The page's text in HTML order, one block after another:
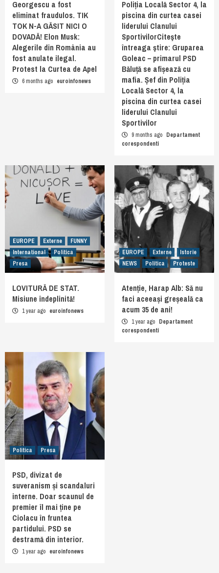
Georgescu a fost
eliminat fraudulos. TIK
TOK N-A GĂSIT NICI O
DOVADĂ! Elon Musk:
Alegerile din România au
fost anulate ilegal.
Protest la Curtea de Apel
6 months ago euroinfonews
Poliția Locală Sector 4, la
piscina din curtea casei
liderului Clanului
SportivilorCiteşte
întreaga ştire: Gruparea
Goleac – primarul PSD
Băluță se afișează cu
mafia. Șef din Poliția
Locală Sector 4, la
piscina din curtea casei
liderului Clanului
Sportivilor
9 months ago Departament
corespondenti
EUROPE Externe
FUNNY
International
Politica
Presa
LOVITURĂ DE STAT.
Misiune îndeplinită!
1 year ago euroinfonews
EUROPE Externe
Istorie
NEWS
Politica Proteste
Atenție, Harap Alb: Să nu
faci aceeași greșeală ca
acum 35 de ani!
1 year ago Departament
corespondenti
Politica Presa
PSD, divizat de
suveranism și scandaluri
interne. Doar scaunul de
premier îl mai ține pe
Ciolacu în fruntea
partidului. PSD se
destramă din interior.
1 year ago euroinfonews